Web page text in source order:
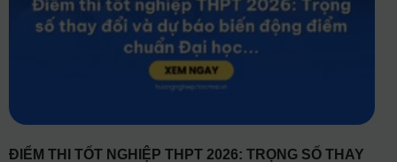
ĐIỂM THI TỐT NGHIỆP THPT 2026: TRỌNG SỐ THAY